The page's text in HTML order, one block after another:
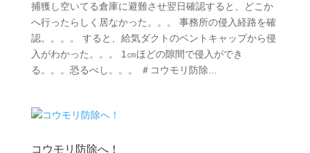
捕獲し空いてる倉庫に避難させ翌日確認すると、どこか
へ行ったらしく居なかった。。。 事務所の侵入経路を確
認。。。。 すると、給気ダクトのベントキャップから侵
入がわかった。。。 1㎝ほどの隙間で侵入ができ
る。。。恐るべし。。。 ＃コウモリ防除...
コウモリ防除へ！